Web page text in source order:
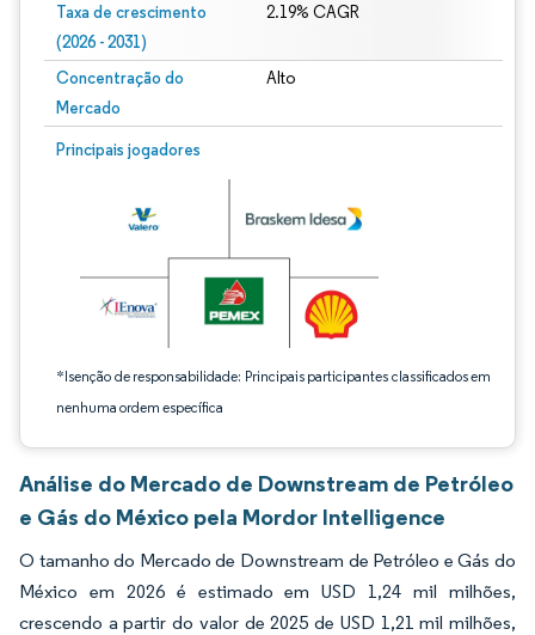
Taxa de crescimento
(2026 - 2031)
2.19% CAGR
Concentração do
Mercado
Alto
Principais jogadores
*Isenção de responsabilidade: Principais participantes classificados em
nenhuma ordem específica
Imagem © Mordor Intelligence. O reuso requer atribuição conforme CC BY 4.0.
Análise do Mercado de Downstream de Petróleo
e Gás do México pela Mordor Intelligence
O tamanho do Mercado de Downstream de Petróleo e Gás do
México em 2026 é estimado em USD 1,24 mil milhões,
crescendo a partir do valor de 2025 de USD 1,21 mil milhões,